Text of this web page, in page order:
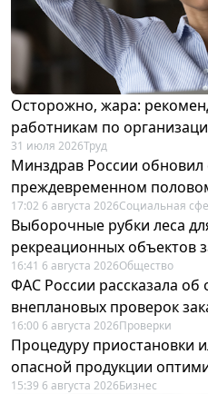
Осторожно, жара:
работникам по
31 июля 2026Труд
Минздрав России
преждевременном
17:02 6 августа 2026Социальная
Выборочные рубки леса
рекреационных объектов
16:41 6 августа 2026Общество
ФАС России рассказала об
внеплановых проверок
16:00 6 августа 2026Проверки
Процедуру приостановки
опасной продукции
15:39 6 августа 2026Бизнес